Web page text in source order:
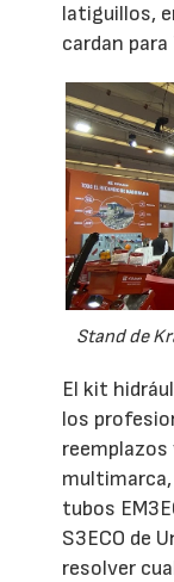
latiguillos,
cardan para
Stand de
El kit
los
tubos
S3ECO de
resolver